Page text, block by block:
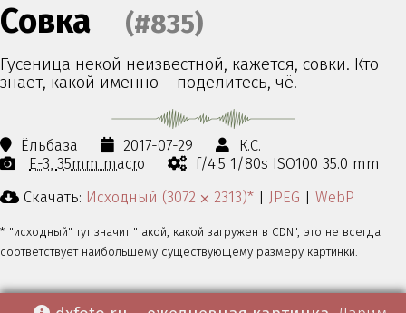
Совка (#835)
Гусеница некой неизвестной, кажется, совки. Кто
знает, какой именно – поделитесь, чё.
Ёльбаза 2017-07-29
К.С.
E-3 35mm macro
f/4.5 1/80s ISO100 35.0 mm
Скачать: Исходный (3072 ⨉ 2313)* JPEG WebP
* "исходный" тут значит "такой, какой загружен в CDN", это не всегда
соответствует наибольшему существующему размеру картинки.